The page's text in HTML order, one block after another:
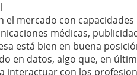
mercado con capacidades
médicas,
está bien en buena
en datos, algo que, en
interactuar con los